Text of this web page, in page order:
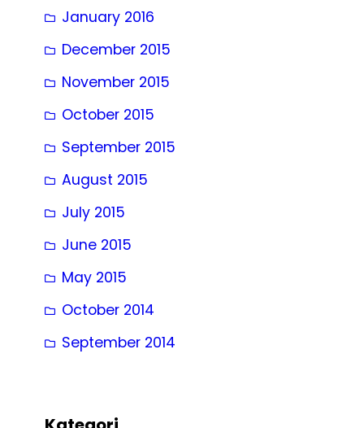
January 2016
December 2015
November 2015
October 2015
September 2015
August 2015
July 2015
June 2015
May 2015
October 2014
September 2014